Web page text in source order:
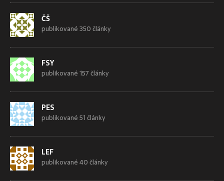
ČŠ
publikované 350 články
FSY
publikované 157 články
PES
publikované 51 články
LEF
publikované 40 články